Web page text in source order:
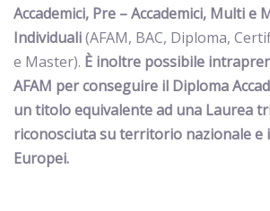
Accademici, Pre – Accademici, Multi e
Individuali(AFAM, BAC, Diploma,
e Master). È inoltre possibile
AFAM per conseguire il Diploma
un titolo equivalente ad una Laurea
riconosciuta su territorio nazionale e
Europei.